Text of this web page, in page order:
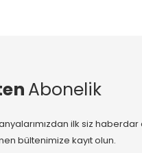
Abonelik
ilk siz haberdar
bültenimize kayıt olun.